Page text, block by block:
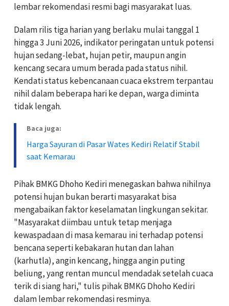
lembar rekomendasi resmi bagi masyarakat luas.
Dalam rilis tiga harian yang berlaku mulai tanggal 1
hingga 3 Juni 2026, indikator peringatan untuk potensi
hujan sedang-lebat, hujan petir, maupun angin
kencang secara umum berada pada status nihil.
Kendati status kebencanaan cuaca ekstrem terpantau
nihil dalam beberapa hari ke depan, warga diminta
tidak lengah.
Baca juga:
Harga Sayuran di Pasar Wates Kediri Relatif Stabil
saat Kemarau
Pihak BMKG Dhoho Kediri menegaskan bahwa nihilnya
potensi hujan bukan berarti masyarakat bisa
mengabaikan faktor keselamatan lingkungan sekitar.
"Masyarakat diimbau untuk tetap menjaga
kewaspadaan di masa kemarau ini terhadap potensi
bencana seperti kebakaran hutan dan lahan
(karhutla), angin kencang, hingga angin puting
beliung, yang rentan muncul mendadak setelah cuaca
terik di siang hari," tulis pihak BMKG Dhoho Kediri
dalam lembar rekomendasi resminya.